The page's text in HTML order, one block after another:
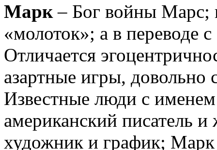
Марк– Бог войны Марс;
«молоток»; а в переводе
Отличается
азартные игры, довольно
Известные люди с
американский писатель
художник и график; Марк